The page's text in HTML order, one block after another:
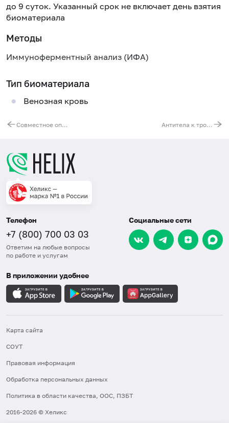
до 9 суток. Указанный срок не включает день взятия
биоматериала
Методы
Иммуноферментный анализ (ИФА)
Тип биоматериала
Венозная кровь
Совместное определение антикератиновых антител и антиперинуклеарного фактора Антитела к тромбоцитам, IgG
Телефон
+7 (800) 700 03 03
Ответим на любые вопросы
по работе и услугам
Социальные сети
В приложении удобнее
Карта сайта
СОУТ
Правовая информация
Обработка персональных данных
Политика в области качества, ООС, ПЗБТ
2016-2026 © Хеликс